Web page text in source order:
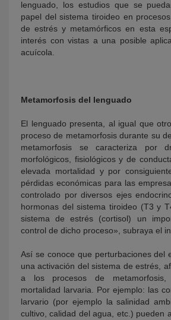
lenguado, los estudios que se
papel del sistema tiroideo en
de estrés y metamórficos en esta
interés con vistas a una posible
acuícola.
Metamorfosis del lenguado
El lenguado presenta, al igual que
proceso de metamorfosis durante su
metamorfosis se caracteriza por
morfológicos, fisiológicos y de
elevada mortalidad y por
pérdidas económicas para las
controlado por diversos ejes
hormonas del sistema tiroideo (T3 y
sistema de estrés (cortisol) un
control de dicho proceso», subraya el
Así se conoce que perturbaciones del
una activación del sistema de estrés,
a los procesos de metamorfosis,
mortalidad larvaria. Por ejemplo: las
larvario (por ejemplo la salinidad
cultivo, calidad del agua, etc.) pueden